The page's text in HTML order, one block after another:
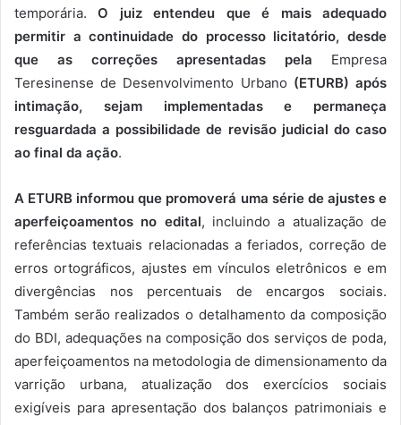
temporária.O juiz entendeu que é mais adequado
permitir a continuidade do processo licitatório, desde
que as correções apresentadas pela Empresa
Teresinense de Desenvolvimento Urbano (ETURB) após
intimação, sejam implementadas e permaneça
resguardada a possibilidade de revisão judicial do caso
ao final da ação.
A ETURB informou que promoverá uma série de ajustes e
aperfeiçoamentos no edital, incluindo a atualização de
referências textuais relacionadas a feriados, correção de
erros ortográficos, ajustes em vínculos eletrônicos e em
divergências nos percentuais de encargos sociais.
Também serão realizados o detalhamento da composição
do BDI, adequações na composição dos serviços de poda,
aperfeiçoamentos na metodologia de dimensionamento da
varrição urbana, atualização dos exercícios sociais
exigíveis para apresentação dos balanços patrimoniais e